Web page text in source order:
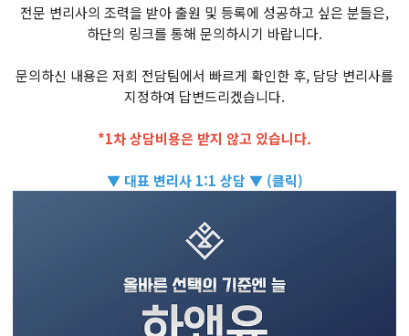
전문 변리사의 조력을 받아 출원 및 등록에 성공하고 싶은 분들은,
하단의 링크를 통해 문의하시기 바랍니다.
문의하신 내용은 저희 전담팀에서 빠르게 확인한 후, 담당 변리사를
지정하여 답변드리겠습니다.
*1차 상담비용은 받지 않고 있습니다.
▼ 대표 변리사 1:1 상담 ▼ (클릭)